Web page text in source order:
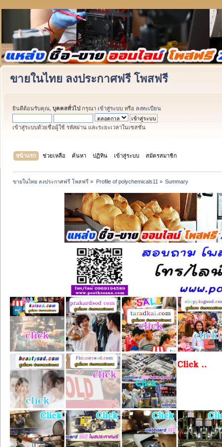
ขายในไทย ลงประกาศฟรี โพสฟรี
ยินดีต้อนรับคุณ, บุคคลทั่วไป กรุณา เข้าสู่ระบบ หรือ ลงทะเบียน
เข้าสู่ระบบด้วยชื่อผู้ใช้ รหัสผ่าน และระยะเวลาในเซสชั่น
หน้าแรก ช่วยเหลือ ค้นหา ปฏิทิน เข้าสู่ระบบ สมัครสมาชิก
ขายในไทย ลงประกาศฟรี โพสฟรี » Profile of polychemicals11 » Summary